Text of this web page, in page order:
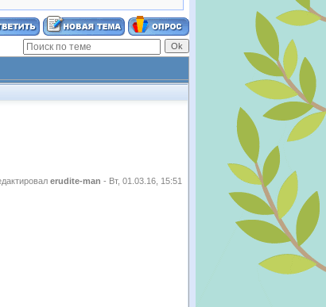
erudite-man - Вт, 01.03.16, 15:51